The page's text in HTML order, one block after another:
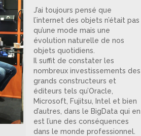
J’ai toujours pensé que
l’internet des objets n’était pas
qu’une mode mais une
évolution naturelle de nos
objets quotidiens.
Il suffit de constater les
nombreux investissements des
grands constructeurs et
éditeurs tels qu’Oracle,
Microsoft, Fujitsu, Intel et bien
d’autres, dans le BigData qui en
est l’une des conséquences
dans le monde professionnel.